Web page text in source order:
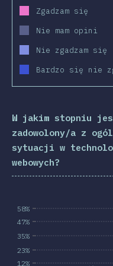
Zgadzam się
Nie mam opini
Nie zgadzam się
Bardzo się nie
W jakim stopniu
zadowolony/a z
sytuacji w
webowych?
12%
23%
35%
47%
58%